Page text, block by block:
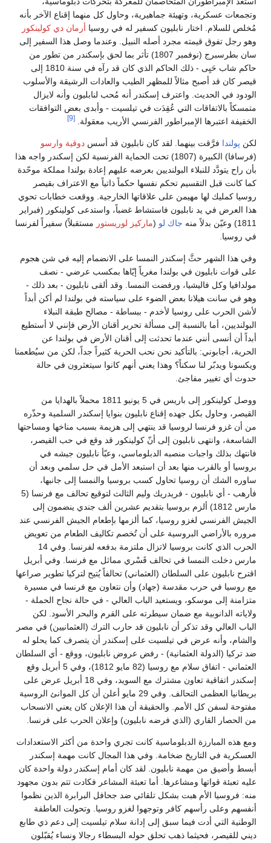
وتجمعات عسكرية، وتهيئة جماهيرية، وحاول كل منهما إقناع الآخر بأنه
مُخلص للسلام. اختار نابليون كسفير له في روسيا أرمان دي كولينكور
وهو رجل تفوق قيمته مجرد أصله النبيل. وعندما وصل هذا السفير إلى
سان بطرسبرج (نوفمبر 1807) تأثر بما لحق بإسكندر من تطور من
حاكم شاب حَيِى - ذلك الحاكم الذي كان قد رآه في سنة 1810 إلى
قيصر كان قد أصبح مثالاً للمظهر الطيب والعادات الرشيقة والأسلوب
الودود في الحديث. واعترف إسكندر أنه مُحب لنابليون وأنه لايزال
متمسكاً بالاتفاقات التي عُقِدَت في تيلسيت - وأبدى بعض التوافقات
الخفيفة اعتبرها الإمبراطور الفرنسي الأريب معقولة.
[9]
لكن پولندا فرَّقت بينهما. لقد كان نابليون قد أسس دوقية وارسو
(فرسافا) الكبيرة (1807) تحت الحماية الفرنسية لكن إسكندر واجه هذا
بأن راح يتودَّد للنبلاء البولنديين بعرضه عليهم إعادة بولندا مملكة موحّدة
كما كانت قبل التقسيم تحكم نفسها حكماً ذاتياً مع الاعتراف بقيصر
روسيا كمليك لها مهيمن على علاقاتها الخارجية. ووقعت خطابات تحوي
هذا العرض في يد نابليون فاستشاط غضباً، واستدعى كولينكور (فبراير
1811) وعيّن بدلاً منه
جاك لو (ماركيز لوريستور مستقبلاً) سفيراً لفرنسا
في روسيا.
وفي هذا الشهر حثَّ إسكندر النمسا على الانضمام إليه في شن هجوم
على قوات نابليون في بولندا مغرياً إيّاها بمكسب عرضي - نصف
مولدافيا وكل فاليشيا، ورفضت النمسا. وقد ألقى نابليون - بعد ذلك -
وهو في سانت هيلانا بعض الضوء على سياسته في بولندا لم أكن أبداً
لأشن الحرب على روسيا لأخدم - ببساطة - مصالح طبقة النبلاء
البولنديين، أما بالنسبة إلى مسألة تحرير أقنان الأرض فإنني لا أستطيع
أبداً أن أنسى أنني عندما تحدثت إلى أقنان الأرض في بولندا عن
الحرية، أجابوني: بالتأكيد نحن نحب الحرية كثيراً جداً، لكن من سيُطعمنا
ويكسونا ويدبّر لنا سكناً؟ وهذا يعني أنهم كانوا سيتعثرون في حالة
حدوث أي تغيير مفاجئ.
ووصل كولينكور إلى باريس في 5 يونيو 1811 محملاً بالهدايا من
القيصر، وحاول بكل جهده إقناع نابليون بنوايا إسكندر السلمية وحذّره
من أن غزو فرنسا لروسيا قد ينتهي إلى هزيمة بسبب مناخها ومساحتها
الشاسعة، وانتهى نابليون إلى أنّ كولينكور قد وقع في حب القيصر،
فانتهك بذلك واجبات منصبه الدبلوماسي، وعبّأ نابليون جيشه في
بروسيا أو بالقرب منها بعد أن استبعد الأمل في حل سلمي وبعد أن
ساوره الشك أن روسيا تحاول كسب بروسيا والنمسا إلى جانبها،
فأرهب - أي نابليون - فريدريك وليم الثالث لتوقيع تحالف مع فرنسا (5
مارس 1812) ألزم بروسيا بتقديم عشرين ألف جندي ينضمون إلى
الجيش الفرنسي لغزو روسيا، كما ألزمها بإطعام الجيش الفرنسي عند
مروره بالأراضي البروسية على أن تُخصم تكاليف الطعام من تعويض
الحرب الذي كانت بروسيا لاتزال ملتزمة بدفعه لفرنسا. وفي 14
مارس دخلت النمسا في تحالف قَسْري مماثل مع فرنسا. وفي أبريل
اقترح نابليون على السلطان (العثماني) تحالفاً يُتيح لتركيا تطوير صراعها
مع روسيا في حرب مقدسة (جهاد) وأن نتعاون مع فرنسا في مسيرة
متزامنة إلى موسكو، ويستعيد الباب العالي - في حالة نجاح الحملة -
ولاياته الدانوبية مع ضمان سيطرته على القرم والبحر الأسود. لكن
الباب العالي وقد تذكر أن نابليون قد حارب الترك (العثمانيين) في مصر
والشام، وأنه عرض في تيلسيت على إسكندر أن يتصرف كما يحلو له
ضد تركيا (الدولة العثمانية) - رفض عروض نابليون، ووقع - أي السلطان
العثماني - اتفاق سلام مع روسيا (82 مايو 1812)، وفي 5 أبريل وقع
إسكندر اتفاقية تعاون مشترك مع السويد، وفي 18 أبريل عرض على
بريطانيا العظمى التحالف. وفي 29 مايو أعلن أن كل الموانئ الروسية
مفتوحة لسفن كل الأمم. والحقيقة أن هذا الإعلان كان يعني الانسحاب
من الحصار القاري (الذي فرضه نابليون) وإعلان الحرب على فرنسا.
ومع هذه المبارزة الدبلوماسية كانت تجري واحدة من أكثر الاستعدادات
العسكرية في التاريخ ضخامة. وفي هذا المجال كانت مهمة إسكندر
أبسط وأضيق من مهمة نابليون. لقد كان أمام إسكندر دولة واحدة كان
عليه تعبئة قواتها ومشاعرها. أما تعبئة المشاعر فكادت تتم بدون مجهود
منه: فروسيا الأم هبت بشكل تلقائي ضد جحافل البرابرة الذين نظموا
أنفسهم وعلى رأسهم كافر وتوجهوا لغزو روسيا. وتحولت العاطفة
الوطنية التي أدت فيما سبق إلى إدانة سلام تيلسيت إلى دعم ذي طابع
ديني للقيصر، فحيثما ذهب تحلق حوله البسطاء رجالا ونساء يُقبّلون